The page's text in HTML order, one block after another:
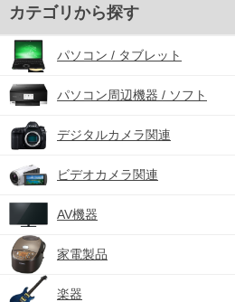
カテゴリから探す
パソコン / タブレット
パソコン周辺機器 / ソフト
デジタルカメラ関連
ビデオカメラ関連
AV機器
家電製品
楽器